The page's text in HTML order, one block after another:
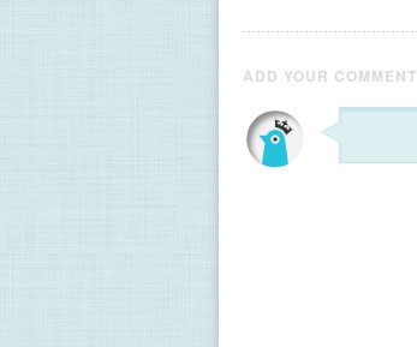
ADD YOUR COMMENT